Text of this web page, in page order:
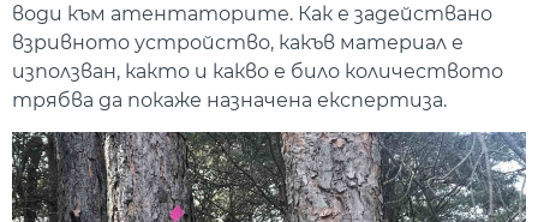
води към атентаторите. Как е задействано
взривното устройство, какъв материал е
използван, както и какво е било количеството
трябва да покаже назначена експертиза.